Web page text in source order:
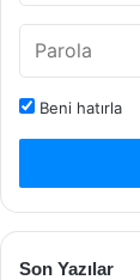
Beni hatırla
Son Yazılar